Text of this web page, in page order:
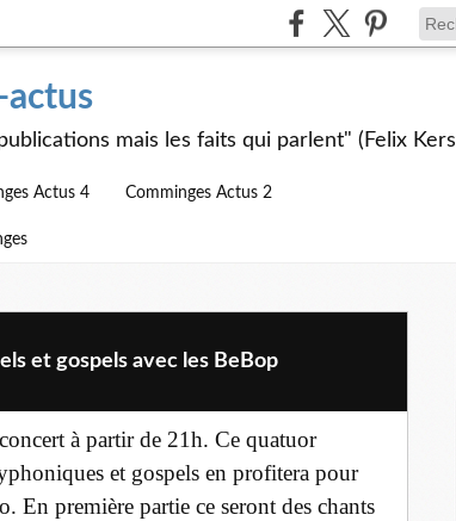
actus
mais les faits qui parlent" (Felix
Actus 4 Comminges Actus 2
et gospels avec les BeBop
à partir de 21h. Ce quatuor
et gospels en profitera pour
En première partie ce seront des chants